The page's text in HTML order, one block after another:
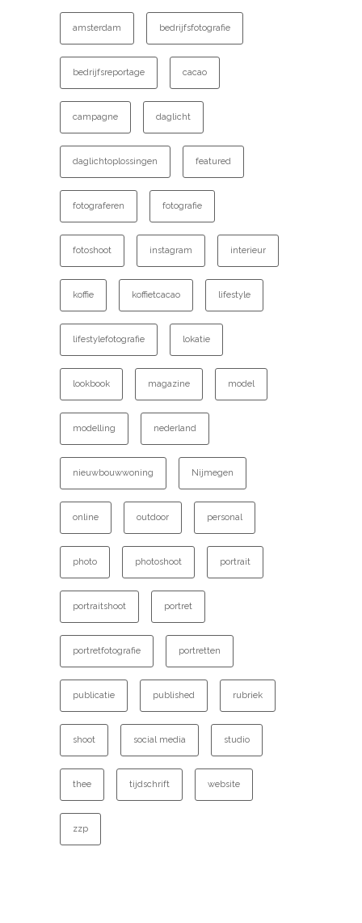
amsterdam bedrijfsfotografie
bedrijfsreportage cacao
campagne daglicht
daglichtoplossingen featured
fotograferen fotografie
fotoshoot instagram interieur
koffie koffietcacao lifestyle
lifestylefotografie lokatie
lookbook magazine model
modelling nederland
nieuwbouwwoning Nijmegen
online outdoor personal
photo photoshoot portrait
portraitshoot portret
portretfotografie portretten
publicatie published rubriek
shoot social media studio
thee tijdschrift website
zzp